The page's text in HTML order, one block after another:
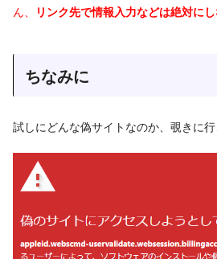
ん、
リンク先で情報入力などは絶対にし
ちなみに
試しにどんな偽サイトなのか、覗きに